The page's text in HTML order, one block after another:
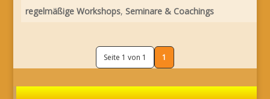
regelmäßige Workshops,Seminare & Coachings
Seite 1 von 1 1